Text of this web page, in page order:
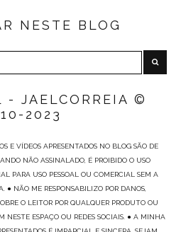
NESTE BLOG
- JAELCORREIA ©
2023
E VÍDEOS APRESENTADOS NO BLOG SÃO DE
NÃO ASSINALADO, É PROIBIDO O USO
PARA USO PESSOAL OU COMERCIAL SEM A
● NÃO ME RESPONSABILIZO POR DANOS,
O LEITOR POR QUALQUER PRODUTO OU
NESTE ESPAÇO OU REDES SOCIAIS. ● A MINHA